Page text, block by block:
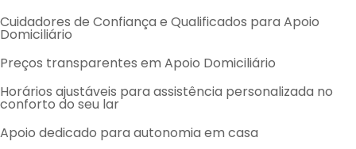
Cuidadores de Confiança e Qualificados para Apoio
Domiciliário
Preços transparentes em Apoio Domiciliário
Horários ajustáveis para assistência personalizada no
conforto do seu lar
Apoio dedicado para autonomia em casa